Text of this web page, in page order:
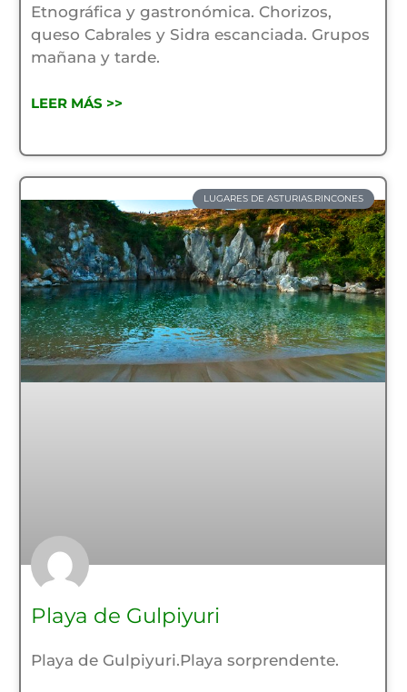
Etnográfica y gastronómica. Chorizos,
queso Cabrales y Sidra escanciada. Grupos
mañana y tarde.
LEER MÁS >>
LUGARES DE ASTURIAS.RINCONES
Playa de Gulpiyuri
Playa de Gulpiyuri.Playa sorprendente.